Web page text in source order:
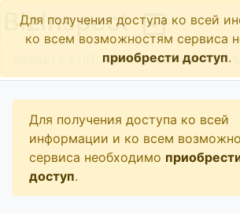
BizInspect
Для получения доступа ко всей
ко всем возможностям сервиса
приобрести доступ.
Для получения доступа ко всей
информации и ко всем
сервиса необходимо
доступ.